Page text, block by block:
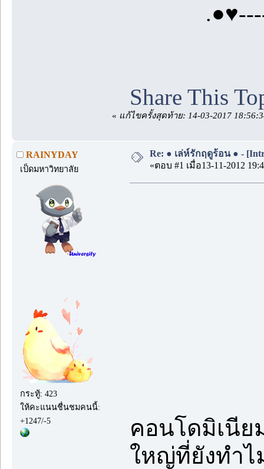
Share This
« แก้ไขครั้งสุดท้าย: 14-03-2017
RAINYDAY
เป็ดมหาวิทยาลัย
กระทู้: 423
ให้คะแนนชื่นชมคนนี้:
+1247/-5
Re: ● เล่ห์รักฤดูร้อน ● -
«ตอบ #1 เมื่อ13-11-2012
คอนโดมิเนีย
ใหญ่ที่ยังทำไ